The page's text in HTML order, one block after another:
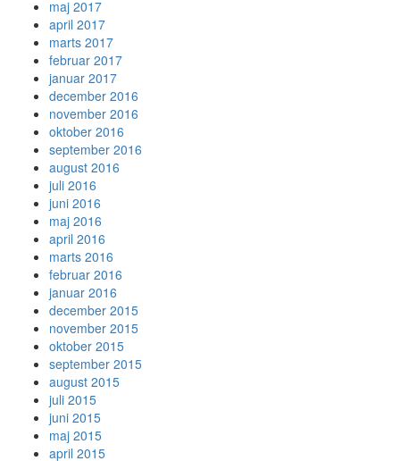
maj 2017
april 2017
marts 2017
februar 2017
januar 2017
december 2016
november 2016
oktober 2016
september 2016
august 2016
juli 2016
juni 2016
maj 2016
april 2016
marts 2016
februar 2016
januar 2016
december 2015
november 2015
oktober 2015
september 2015
august 2015
juli 2015
juni 2015
maj 2015
april 2015